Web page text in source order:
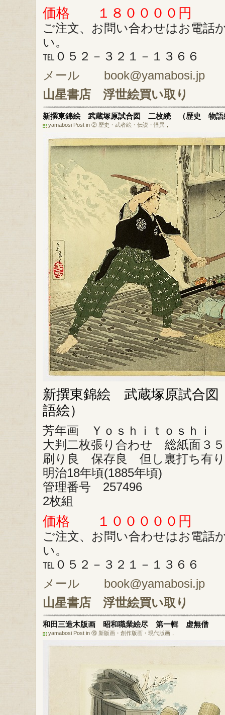
価格 １８００００円
ご注文、お問い合わせはお電話
い。
℡０５２－３２１－１３６６
メール book@yamabosi.jp
山星書店
浮世絵買い取り
新撰東錦絵 武蔵塚原試合図 二枚続 （歴史 物語
yamabosi Post in ② 歴史・武者絵・伝説・怪異 ，
新撰東錦絵 武蔵塚原試合
語絵）
芳年画 Ｙｏｓｈｉｔｏｓｈｉ
大判二枚張り合わせ 総紙面３
刷り良 保存良 但し裏打ち有
明治18年頃(1885年頃)
管理番号 257496
2枚組
価格 １０００００円
ご注文、お問い合わせはお電話
い。
℡０５２－３２１－１３６６
メール book@yamabosi.jp
山星書店
浮世絵買い取り
和田三造木版画 昭和職業絵尽 第一輯 虚無僧
yamabosi Post in ⑯ 新版画・創作版画・現代版画 ，